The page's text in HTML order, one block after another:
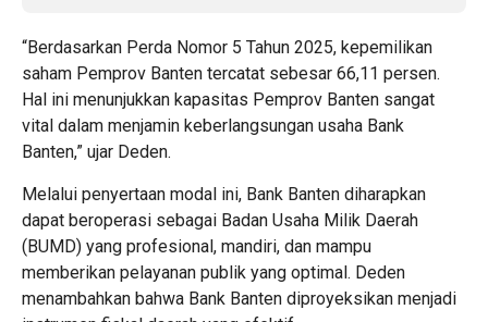
​“Berdasarkan Perda Nomor 5 Tahun 2025, kepemilikan
saham Pemprov Banten tercatat sebesar 66,11 persen.
Hal ini menunjukkan kapasitas Pemprov Banten sangat
vital dalam menjamin keberlangsungan usaha Bank
Banten,” ujar Deden.
​Melalui penyertaan modal ini, Bank Banten diharapkan
dapat beroperasi sebagai Badan Usaha Milik Daerah
(BUMD) yang profesional, mandiri, dan mampu
memberikan pelayanan publik yang optimal. Deden
menambahkan bahwa Bank Banten diproyeksikan menjadi